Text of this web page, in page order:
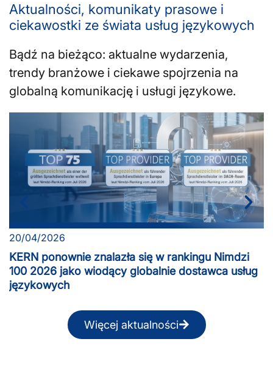
Aktualności, komunikaty prasowe i
ciekawostki ze świata usług językowych
Bądź na bieżąco: aktualne wydarzenia,
trendy branżowe i ciekawe spojrzenia na
globalną komunikację i usługi językowe.
20/04/2026
KERN ponownie znalazła się w rankingu Nimdzi
100 2026 jako wiodący globalnie dostawca usług
językowych
Więcej aktualności